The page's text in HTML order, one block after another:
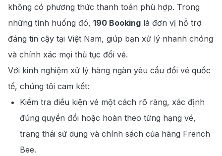
không có phương thức thanh toán phù hợp. Trong
những tình huống đó, 190 Booking là đơn vị hỗ trợ
đáng tin cậy tại Việt Nam, giúp bạn xử lý nhanh chóng
và chính xác mọi thủ tục đổi vé.
Với kinh nghiệm xử lý hàng ngàn yêu cầu đổi vé quốc
tế, chúng tôi cam kết:
Kiểm tra điều kiện vé một cách rõ ràng, xác định
đúng quyền đổi hoặc hoàn theo từng hạng vé,
trạng thái sử dụng và chính sách của hãng French
Bee.